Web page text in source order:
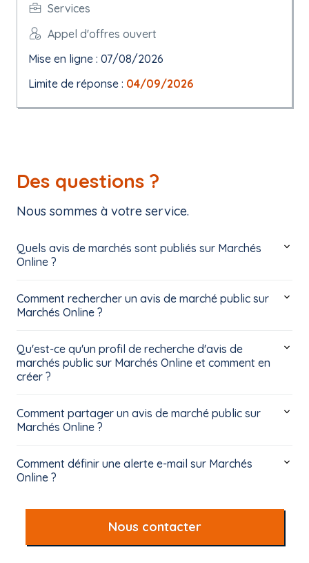
Services
Appel d'offres ouvert
Mise en ligne : 07/08/2026
Limite de réponse : 04/09/2026
Des questions ?
Nous sommes à votre service.
Quels avis de marchés sont publiés sur Marchés
Online ?
Comment rechercher un avis de marché public sur
Marchés Online ?
Qu'est-ce qu'un profil de recherche d'avis de
marchés public sur Marchés Online et comment en
créer ?
Comment partager un avis de marché public sur
Marchés Online ?
Comment définir une alerte e-mail sur Marchés
Online ?
Nous contacter